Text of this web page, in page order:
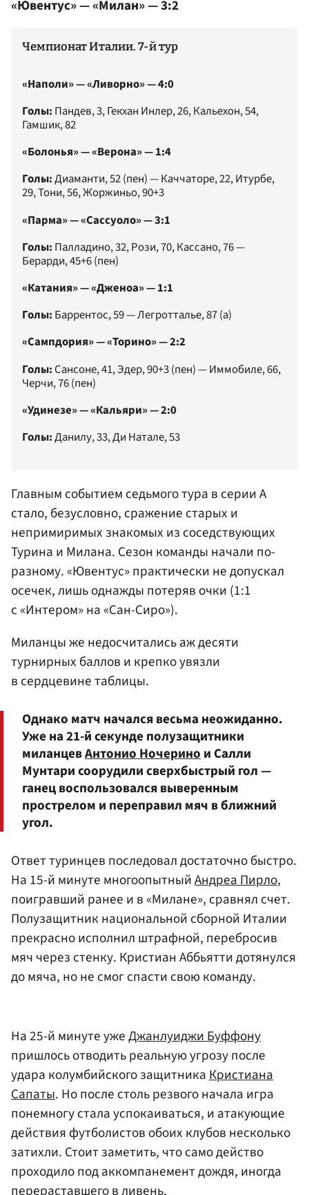
«Ювентус» — «Милан» — 3:2
Чемпионат Италии. 7-й тур
«Наполи» — «Ливорно» — 4:0
Голы: Пандев, 3, Гекхан Инлер, 26, Кальехон, 54,
Гамшик, 82
«Болонья» — «Верона» — 1:4
Голы:Диаманти, 52 (пен) — Каччаторе, 22, Итурбе,
29, Тони, 56, Жоржиньо, 90+3
«Парма» — «Сассуоло» — 3:1
Голы: Палладино, 32, Рози, 70, Кассано, 76 —
Берарди, 45+6 (пен)
«Катания» — «Дженоа» — 1:1
Голы: Баррентос, 59 — Легротталье, 87 (а)
«Сампдория» — «Торино» — 2:2
Голы: Сансоне, 41, Эдер, 90+3 (пен) — Иммобиле, 66,
Черчи, 76 (пен)
«Удинезе» — «Кальяри» — 2:0
Голы:Данилу, 33, Ди Натале, 53
Главным событием седьмого тура в серии А
стало, безусловно, сражение старых и
непримиримых знакомых из соседствующих
Турина и Милана. Сезон команды начали по-
разному. «Ювентус» практически не допускал
осечек, лишь однажды потеряв очки (1:1
с «Интером» на «Сан-Сиро»).
Миланцы же недосчитались аж десяти
турнирных баллов и крепко увязли
в сердцевине таблицы.
Однако матч начался весьма неожиданно.
Уже на 21-й секунде полузащитники
миланцевАнтонио Ночерино и Салли
Мунтари соорудили сверхбыстрый гол —
ганец воспользовался выверенным
прострелом и переправил мяч в ближний
угол.
Ответ туринцев последовал достаточно быстро.
На 15-й минуте многоопытныйАндреа Пирло,
поигравший ранее и в «Милане», сравнял счет.
Полузащитник национальной сборной Италии
прекрасно исполнил штрафной, перебросив
мяч через стенку. Кристиан Аббьятти дотянулся
до мяча, но не смог спасти свою команду.
На 25-й минуте ужеДжанлуиджи Буффону
пришлось отводить реальную угрозу после
удара колумбийского защитникаКристиана
Сапаты. Но после столь резвого начала игра
понемногу стала успокаиваться, и атакующие
действия футболистов обоих клубов несколько
затихли. Стоит заметить, что само действо
проходило под аккомпанемент дождя, иногда
перераставшего в ливень.